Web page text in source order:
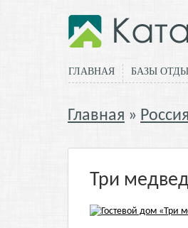
ГЛАВНАЯ БАЗЫ
Главная Россия
Три